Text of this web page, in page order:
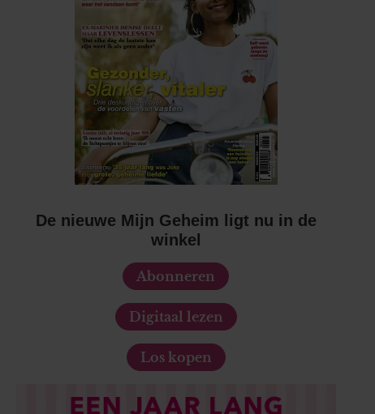
De nieuwe Mijn Geheim ligt nu in de
winkel
Abonneren
Digitaal lezen
Los kopen